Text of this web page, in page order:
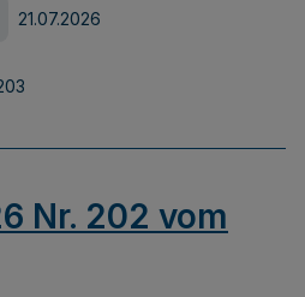
21.07.2026
Nr. 202 vom